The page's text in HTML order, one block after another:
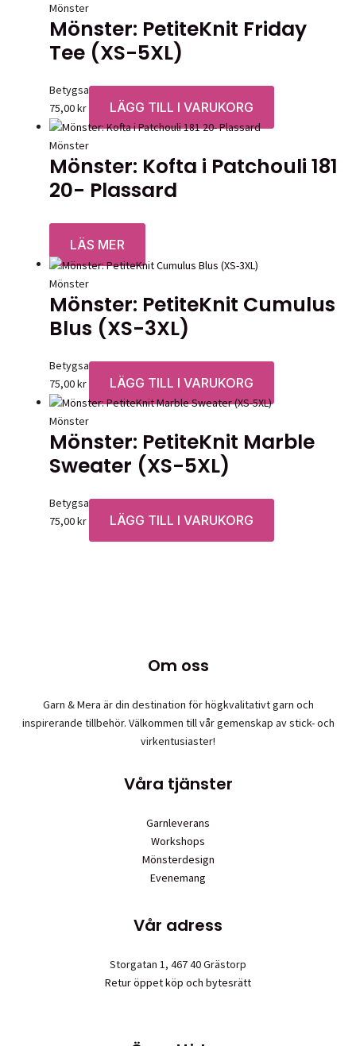
Mönster
Mönster: PetiteKnit Friday
Tee (XS-5XL)
Betygsatt0av 5
75,00kr LÄGG TILL I VARUKORG
Mönster
Mönster: Kofta i Patchouli 181
20- Plassard
Betygsatt0av 5
LÄS MER
Mönster
Mönster: PetiteKnit Cumulus
Blus (XS-3XL)
Betygsatt0av 5
75,00kr LÄGG TILL I VARUKORG
Mönster
Mönster: PetiteKnit Marble
Sweater (XS-5XL)
Betygsatt0av 5
75,00kr LÄGG TILL I VARUKORG
Om oss
Garn & Mera är din destination för högkvalitativt garn och
inspirerande tillbehör. Välkommen till vår gemenskap av stick- och
virkentusiaster!
Våra tjänster
Garnleverans
Workshops
Mönsterdesign
Evenemang
Vår adress
Storgatan 1, 467 40 Grästorp
Retur öppet köp och bytesrätt